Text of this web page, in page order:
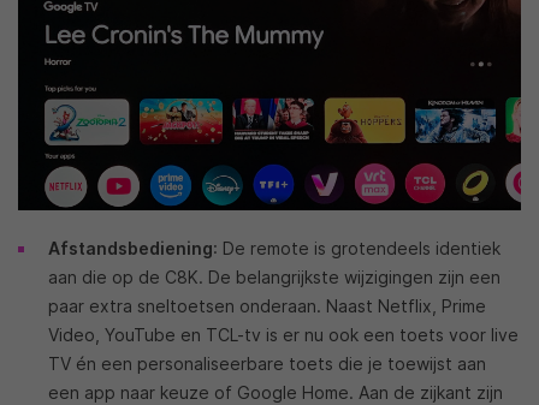
Afstandsbediening: De remote is grotendeels identiek
aan die op de C8K. De belangrijkste wijzigingen zijn een
paar extra sneltoetsen onderaan. Naast Netflix, Prime
Video, YouTube en TCL-tv is er nu ook een toets voor live
TV én een personaliseerbare toets die je toewijst aan
een app naar keuze of Google Home. Aan de zijkant zijn